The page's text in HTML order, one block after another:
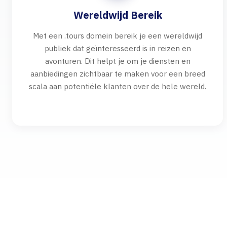
Wereldwijd Bereik
Met een .tours domein bereik je een wereldwijd
publiek dat geïnteresseerd is in reizen en
avonturen. Dit helpt je om je diensten en
aanbiedingen zichtbaar te maken voor een breed
scala aan potentiële klanten over de hele wereld.